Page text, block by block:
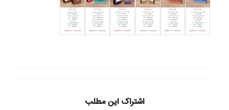
اشتراک این مطلب